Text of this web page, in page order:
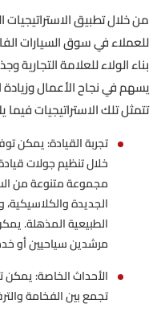
من خلال تطبيق الاستراتيجيات
للعملاء في سوق السيارات
بناء الولاء للعلامة التجارية
يسهم في نجاح الأعمال وزيادة
تتمثل تلك الاستراتيجيات فيما
تجربة القيادة: يمكن
خلال تنظيم جولات
مجموعة متنوعة من
الجديدة
الطبيعية المذهلة.
مرشدين سياحيين أو
الأحداث الخاصة: يمكن
تجمع بين الفخامة